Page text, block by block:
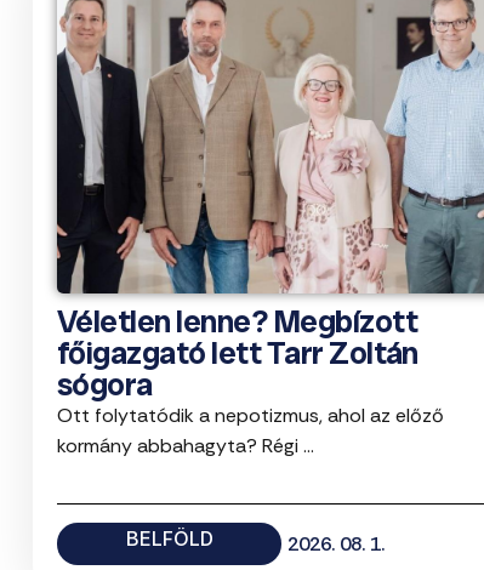
Véletlen lenne? Megbízott
főigazgató lett Tarr Zoltán
sógora
Ott folytatódik a nepotizmus, ahol az előző
kormány abbahagyta? Régi ...
BELFÖLD 2026. 08. 1.